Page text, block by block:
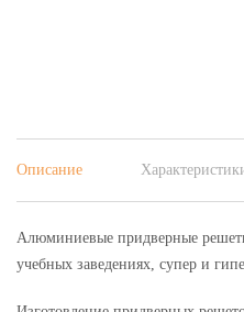
Описание
Алюминиевые придверные
учебных заведениях, супер и